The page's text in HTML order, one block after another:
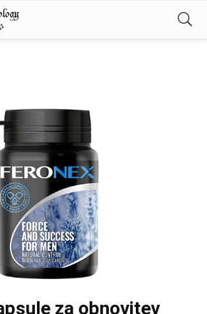
za obnovitev